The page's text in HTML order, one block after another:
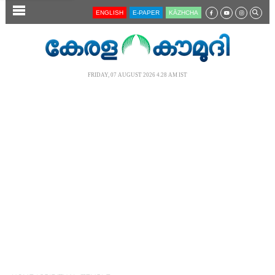
SECTIONS ENGLISH E-PAPER KĀZHCHA
FRIDAY, 07 AUGUST 2026 4.28 AM IST